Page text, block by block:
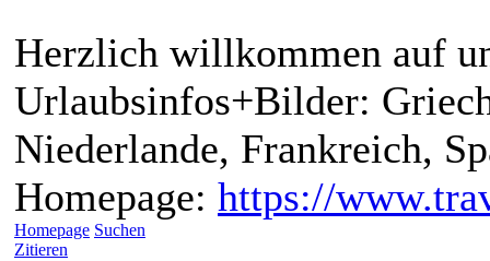
Herzlich willkommen auf
Urlaubsinfos+Bilder:
Niederlande, Frankreich,
Homepage: https://
Homepage Suchen
Zitieren